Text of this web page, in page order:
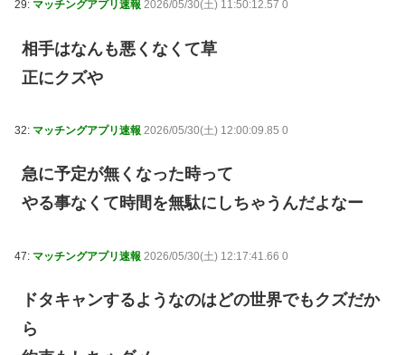
29: マッチングアプリ速報 2026/05/30(土) 11:50:12.57 0
相手はなんも悪くなくて草
正にクズや
32: マッチングアプリ速報 2026/05/30(土) 12:00:09.85 0
急に予定が無くなった時って
やる事なくて時間を無駄にしちゃうんだよなー
47: マッチングアプリ速報 2026/05/30(土) 12:17:41.66 0
ドタキャンするようなのはどの世界でもクズだか
ら